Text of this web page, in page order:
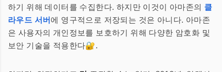
하기 위해 데이터를 수집한다. 하지만 이것이 아마존의 클
라우드 서버에 영구적으로 저장되는 것은 아니다. 아마존
은 사용자의 개인정보를 보호하기 위해 다양한 암호화 및
보안 기술을 적용한다🔐.